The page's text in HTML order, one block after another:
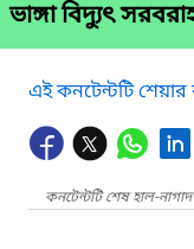
ভাঙ্গা বিদ্যুৎ
এই কনটেন্টটি
কনটেন্টটি শেষ হাল-